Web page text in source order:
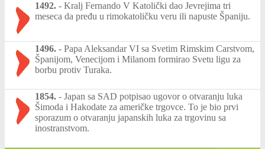
1492. - Kralj Fernando V Katolički dao Jevrejima tri
meseca da pređu u rimokatoličku veru ili napuste Španiju.
1496. - Papa Aleksandar VI sa Svetim Rimskim Carstvom,
Španijom, Venecijom i Milanom formirao Svetu ligu za
borbu protiv Turaka.
1854. - Japan sa SAD potpisao ugovor o otvaranju luka
Šimoda i Hakodate za američke trgovce. To je bio prvi
sporazum o otvaranju japanskih luka za trgovinu sa
inostranstvom.